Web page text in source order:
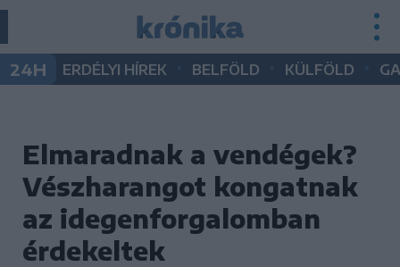
24H ERDÉLYI HÍREK BELFÖLD KÜLFÖLD
Elmaradnak a vendégek?
Vészharangot kongatnak
az idegenforgalomban
érdekeltek